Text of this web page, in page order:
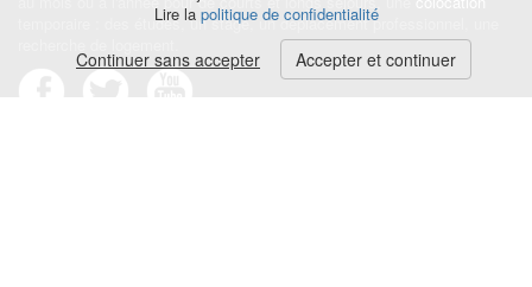
temporaire : des études, un stage, un déplacement professionnel, une
Lire la politique de confidentialité
Continuer sans accepter Accepter et continuer